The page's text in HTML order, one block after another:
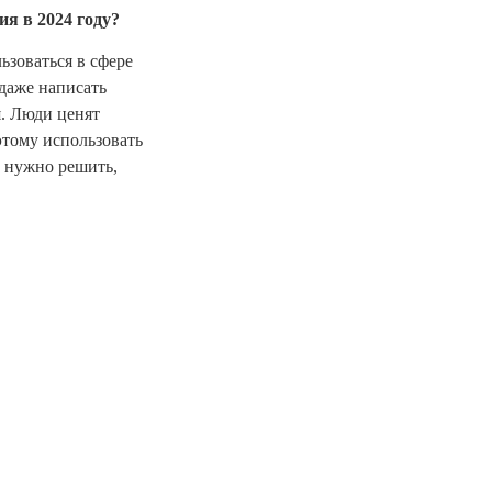
в 2024 году?
в сфере
написать
Люди ценят
использовать
нужно решить,